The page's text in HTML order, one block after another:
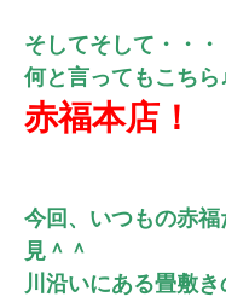
そしてそして・・・
何と言ってもこちら
赤福本店！
今回、いつもの赤福
見＾＾
川沿いにある畳敷